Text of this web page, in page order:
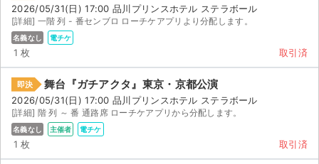
2026/05/31(日) 17:00 品川プリンスホテル ステラボール
[詳細] 一階 列 - 番センブロ ローチケアプリより分配します。
名義なし 電チケ
1 枚 取引済
即決 舞台『ガチアクタ』東京・京都公演
2026/05/31(日) 17:00 品川プリンスホテル ステラボール
[詳細] 階 列 ～ 番 通路席 ローチケアプリから分配します。
名義なし 主催者 電チケ
1 枚 取引済